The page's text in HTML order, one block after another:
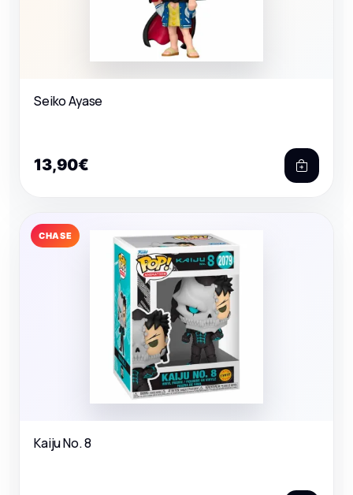
Seiko Ayase
13,90€
CHASE
Kaiju No. 8